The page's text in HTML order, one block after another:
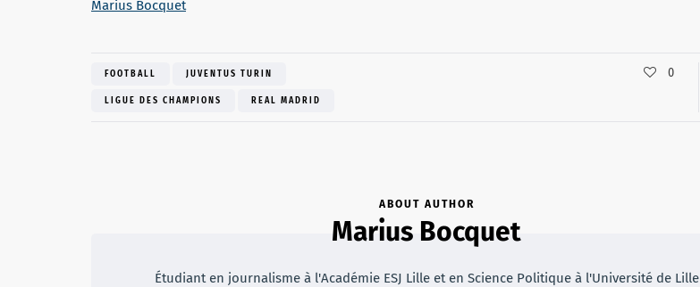
Marius Bocquet
FOOTBALL JUVENTUS TURIN
LIGUE DES CHAMPIONS REAL MADRID
0
ABOUT AUTHOR
Marius Bocquet
Étudiant en journalisme à l'Académie ESJ Lille et en Science Politique à l'Université de Lille